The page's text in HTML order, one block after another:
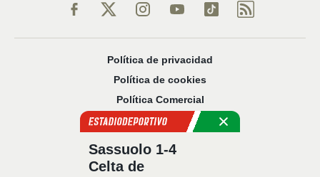
Política de privacidad
Política de cookies
Política Comercial
Aviso legal
Sobre nosotros
Sassuolo 1-4
Celta de